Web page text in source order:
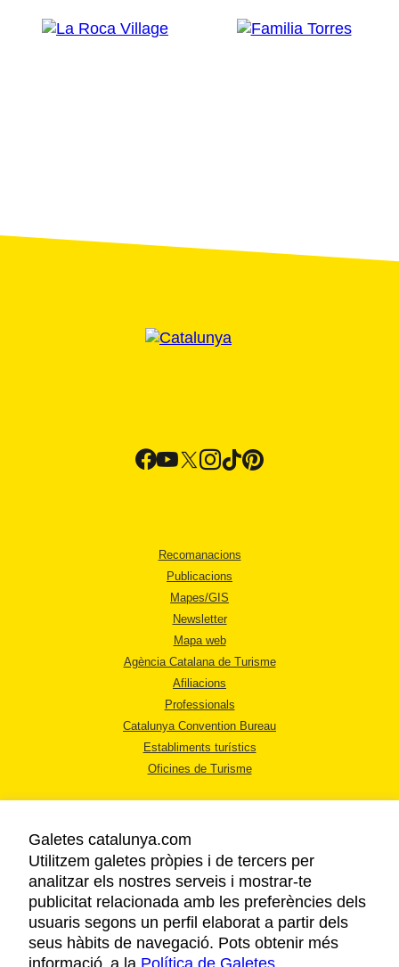
Recomanacions
Publicacions
Mapes/GIS
Newsletter
Mapa web
Agència Catalana de Turisme
Afiliacions
Professionals
Catalunya Convention Bureau
Establiments turístics
Oficines de Turisme
AVÍS LEGAL
POLÍTICA DE PRIVACITAT
COOKIES
ACCESSIBILITAT
Galetes catalunya.com
Utilitzem galetes pròpies i de tercers per
analitzar els nostres serveis i mostrar-te
publicitat relacionada amb les preferències dels
usuaris segons un perfil elaborat a partir dels
seus hàbits de navegació. Pots obtenir més
informació a la Política de Galetes